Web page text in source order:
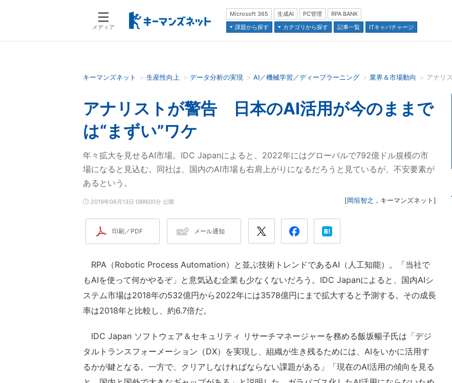
メディア
Microsoft 365 生成AI PC管理
RPA BANK
課題から探す
カテゴリから探す 記事一覧 ITキャパチャージ
検索語を入力してください 並び順：
キーマンズネット 生産性向上 データ分析の実現 AI／機械学習／ディープラーニング 業界＆市場動向
アナリストが警告 日本のAI活用が今のままで
は“まずい”ワケ
年々拡大を見せるAI市場。IDC Japanによると、2022年にはグローバルで792億ドル規模の市
場になると見込む。同社は、国内のAI市場も右肩上がりになるだろうと見ているが、不安要素が
あるという。
2019年06月13日 08時00分 公開 [岡垣智之 ， キーマンズネット ]
印刷／PDF メール通知
RPA（Robotic Process Automation）と並ぶ技術トレンドであるAI（人工知能）。「当社で
もAIを使って何かやるぞ」と意気込む企業も少なくないだろう。IDC Japanによると、国内AIシ
ステム市場は2018年の532億円から2022年には3578億円にまで拡大すると予測する。その成長
率は2018年と比較し、約6.7倍だ。
IDC Japan ソフトウェア＆セキュリティ リサーチマネージャーを務める飯坂暢子氏は「デジ
タルトランスフォーメーション（DX）を実現し、組織が生き残るためには、AIをいかに活用す
るかが鍵となる。一方で、クリアしなければならない課題がある」「現在のAI活用の傾向を見る